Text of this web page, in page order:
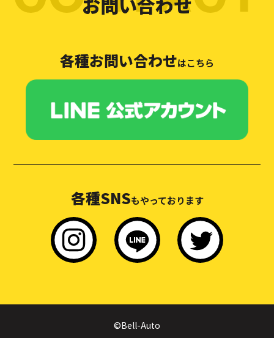
各種お問い合わせはこちら
各種SNSもやっております
©Bell-Auto